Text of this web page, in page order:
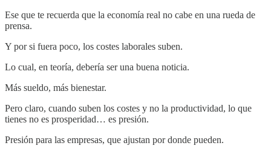
Ese que te recuerda que la economía real no cabe en una rueda de
prensa.
Y por si fuera poco, los costes laborales suben.
Lo cual, en teoría, debería ser una buena noticia.
Más sueldo, más bienestar.
Pero claro, cuando suben los costes y no la productividad, lo que
tienes no es prosperidad… es presión.
Presión para las empresas, que ajustan por donde pueden.